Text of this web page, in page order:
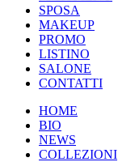
SPOSA
MAKEUP
PROMO
LISTINO
SALONE
CONTATTI
HOME
BIO
NEWS
COLLEZIONI